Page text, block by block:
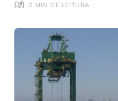
2 MIN DE LEITURA